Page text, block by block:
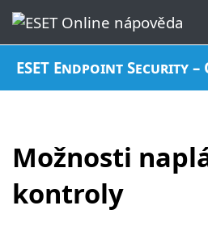
ESET Endpoint Security –
Možnosti
kontroly